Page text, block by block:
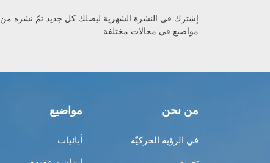
إشترك في النشرة الشهرية ليصلك كل جديد تمّ نشره من
مواضيع في مجالات مختلفة
من نحن
في الرؤية الحركيّة
مواضيع
أبائيات